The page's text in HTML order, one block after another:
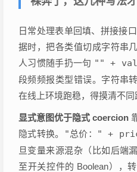
日常处理表单回填、拼接接
据时，把各类值切成字符串
人习惯随手扔一句 "" +
段频频报类型错误。字符串
在线上环境跑稳，得摸清不同
显式意图优于隐式 coercion
隐式转换。
"总价：" +
旦变量来源混杂（比如后端
至开关控件的 Boolean），